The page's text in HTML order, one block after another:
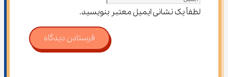
لطفاً یک نشانی ایمیل معتبر بنویسید.
فرستادن دیدگاه